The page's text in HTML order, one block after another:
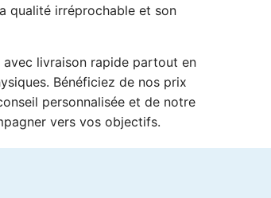
qualité irréprochable et son
avec livraison rapide partout en
Bénéficiez de nos prix
personnalisée et de notre
vers vos objectifs.